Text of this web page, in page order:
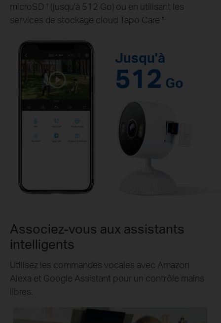
microSD † (jusqu'à 512 Go) ou en utilisant les
services de stockage cloud Tapo Care ‡ .
Jusqu'à
512 Go
Associez-vous aux assistants
intelligents
Utilisez les commandes vocales avec Amazon
Alexa et Google Assistant pour un contrôle mains
libres.